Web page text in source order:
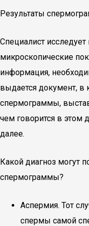
Результаты
Специалист
микроскопические
информация,
выдается документ, в
спермограммы,
чем говорится в этом
далее.
Какой диагноз могут
спермограммы?
Аспермия. Тот
спермы самой